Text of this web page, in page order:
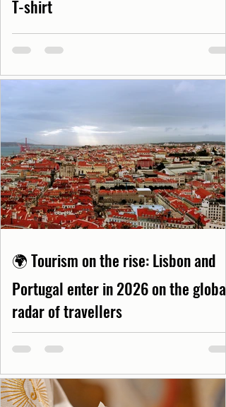
T-shirt
🌍 Tourism on the rise: Lisbon and
Portugal enter in 2026 on the global
radar of travellers